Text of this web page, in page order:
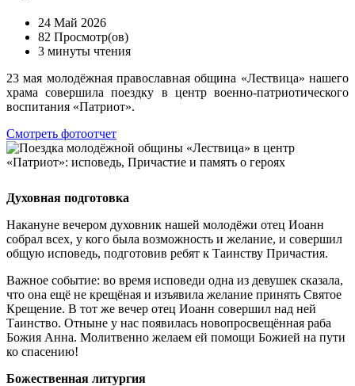
24 Май 2026
82 Просмотр(ов)
3 минуты чтения
23 мая молодёжная православная община «Лествица» нашего
храма совершила поездку в центр военно-патриотического
воспитания «Патриот».
Смотреть фотоотчет
Духовная подготовка
Накануне вечером духовник нашей молодёжи отец Иоанн
собрал всех, у кого была возможность и желание, и совершил
общую исповедь, подготовив ребят к Таинству Причастия.
Важное событие: во время исповеди одна из девушек сказала,
что она ещё не крещёная и изъявила желание принять Святое
Крещение. В тот же вечер отец Иоанн совершил над ней
Таинство. Отныне у нас появилась новопросвещённая раба
Божия Анна. Молитвенно желаем ей помощи Божией на пути
ко спасению!
Божественная литургия